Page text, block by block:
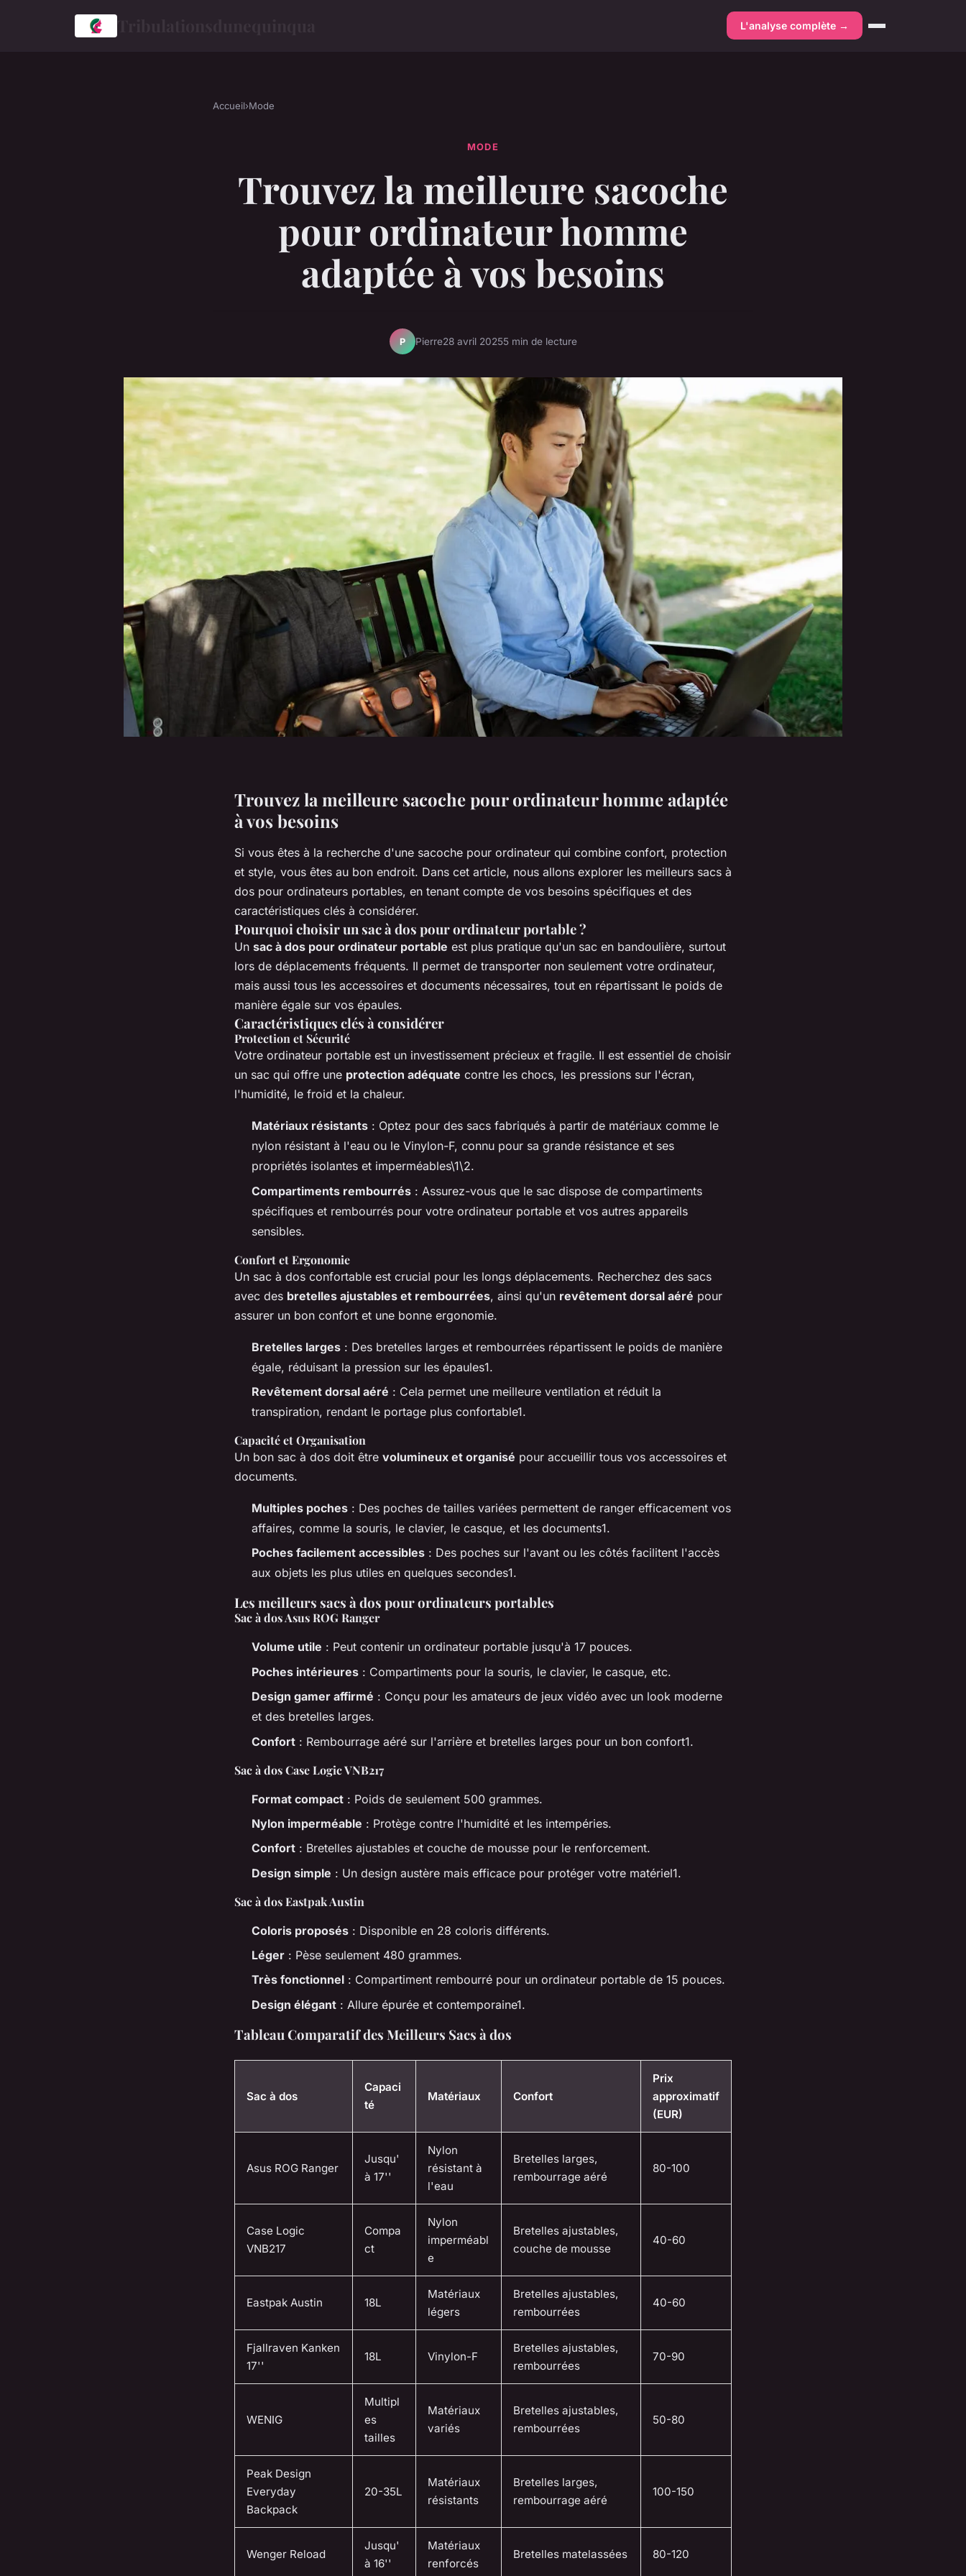
L'analyse complète →
Accueil›Mode
MODE
Trouvez la meilleure sacoche
pour ordinateur homme
adaptée à vos besoins
P Pierre28 avril 20255 min de lecture
Trouvez la meilleure sacoche pour ordinateur homme adaptée
à vos besoins
Si vous êtes à la recherche d'une sacoche pour ordinateur qui combine confort, protection
et style, vous êtes au bon endroit. Dans cet article, nous allons explorer les meilleurs sacs à
dos pour ordinateurs portables, en tenant compte de vos besoins spécifiques et des
caractéristiques clés à considérer.
Pourquoi choisir un sac à dos pour ordinateur portable ?
Un sac à dos pour ordinateur portable est plus pratique qu'un sac en bandoulière, surtout
lors de déplacements fréquents. Il permet de transporter non seulement votre ordinateur,
mais aussi tous les accessoires et documents nécessaires, tout en répartissant le poids de
manière égale sur vos épaules.
Caractéristiques clés à considérer
Protection et Sécurité
Votre ordinateur portable est un investissement précieux et fragile. Il est essentiel de choisir
un sac qui offre une protection adéquate contre les chocs, les pressions sur l'écran,
l'humidité, le froid et la chaleur.
Matériaux résistants : Optez pour des sacs fabriqués à partir de matériaux comme le
nylon résistant à l'eau ou le Vinylon-F, connu pour sa grande résistance et ses
propriétés isolantes et imperméables\1\2.
Compartiments rembourrés : Assurez-vous que le sac dispose de compartiments
spécifiques et rembourrés pour votre ordinateur portable et vos autres appareils
sensibles.
Confort et Ergonomie
Un sac à dos confortable est crucial pour les longs déplacements. Recherchez des sacs
avec des bretelles ajustables et rembourrées, ainsi qu'un revêtement dorsal aéré pour
assurer un bon confort et une bonne ergonomie.
Bretelles larges : Des bretelles larges et rembourrées répartissent le poids de manière
égale, réduisant la pression sur les épaules1.
Revêtement dorsal aéré : Cela permet une meilleure ventilation et réduit la
transpiration, rendant le portage plus confortable1.
Capacité et Organisation
Un bon sac à dos doit être volumineux et organisé pour accueillir tous vos accessoires et
documents.
Multiples poches : Des poches de tailles variées permettent de ranger efficacement vos
affaires, comme la souris, le clavier, le casque, et les documents1.
Poches facilement accessibles : Des poches sur l'avant ou les côtés facilitent l'accès
aux objets les plus utiles en quelques secondes1.
Les meilleurs sacs à dos pour ordinateurs portables
Sac à dos Asus ROG Ranger
Volume utile : Peut contenir un ordinateur portable jusqu'à 17 pouces.
Poches intérieures : Compartiments pour la souris, le clavier, le casque, etc.
Design gamer affirmé : Conçu pour les amateurs de jeux vidéo avec un look moderne
et des bretelles larges.
Confort : Rembourrage aéré sur l'arrière et bretelles larges pour un bon confort1.
Sac à dos Case Logic VNB217
Format compact : Poids de seulement 500 grammes.
Nylon imperméable : Protège contre l'humidité et les intempéries.
Confort : Bretelles ajustables et couche de mousse pour le renforcement.
Design simple : Un design austère mais efficace pour protéger votre matériel1.
Sac à dos Eastpak Austin
Coloris proposés : Disponible en 28 coloris différents.
Léger : Pèse seulement 480 grammes.
Très fonctionnel : Compartiment rembourré pour un ordinateur portable de 15 pouces.
Design élégant : Allure épurée et contemporaine1.
Tableau Comparatif des Meilleurs Sacs à dos
Sac à dos
Capaci
té
Matériaux Confort
Prix
approximatif
(EUR)
Asus ROG Ranger
Jusqu'
à 17''
Nylon
résistant à
l'eau
Bretelles larges,
rembourrage aéré
80-100
Case Logic
VNB217
Compa
ct
Nylon
imperméabl
e
Bretelles ajustables,
couche de mousse
40-60
Eastpak Austin 18L
Matériaux
légers
Bretelles ajustables,
rembourrées
40-60
Fjallraven Kanken
17''
18L Vinylon-F
Bretelles ajustables,
rembourrées
70-90
WENIG
Multipl
es
tailles
Matériaux
variés
Bretelles ajustables,
rembourrées
50-80
Peak Design
Everyday
Backpack
20-35L
Matériaux
résistants
Bretelles larges,
rembourrage aéré
100-150
Wenger Reload
Jusqu'
à 16''
Matériaux
renforcés
Bretelles matelassées 80-120